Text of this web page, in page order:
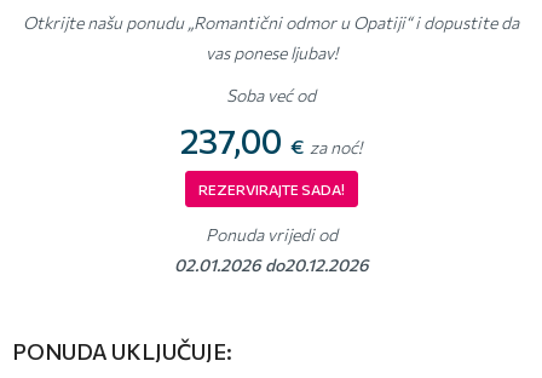
Otkrijte našu ponudu „Romantični odmor u Opatiji“ i dopustite da
vas ponese ljubav!
Soba već od
237,00 € za noć!
REZERVIRAJTE SADA!
Ponuda vrijedi od
02.01.2026 do20.12.2026
PONUDA UKLJUČUJE: